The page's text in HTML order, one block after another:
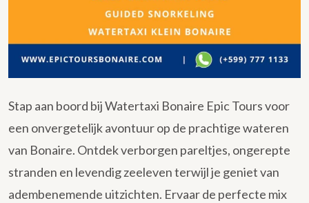
Stap aan boord bij Watertaxi Bonaire Epic Tours voor
een onvergetelijk avontuur op de prachtige wateren
van Bonaire. Ontdek verborgen pareltjes, ongerepte
stranden en levendig zeeleven terwijl je geniet van
adembenemende uitzichten. Ervaar de perfecte mix